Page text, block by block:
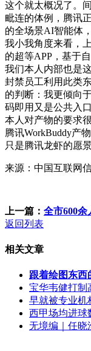
这个就太概况了。
毗连的体例，腾讯
的全场景AI智能体
我小我角度来看，
的超等APP，基于
我们本人内部也是
封禁员工利用此类
的判断：我更倾向
码即用又是公共入
本人对产物的要求
腾讯WorkBuddy产
只是腾讯龙虾的愿
来源：中国互联网
上一篇： 全市600
返回列表
相关文章
跟着绘图东西
宝华韦健打制
早就被专业机
西甲场均进球
无境编｜任晓